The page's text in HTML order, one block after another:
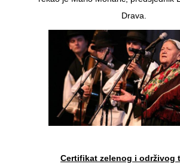
Drava.
Certifikat zelenog i održivog